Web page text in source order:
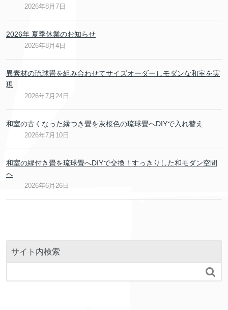
2026年8月7日
2026年 夏季休業のお知らせ
2026年8月4日
異素材の琉球畳を組み合わせてサイズオーダーしモダンな和室を実
現
2026年7月24日
和室の古くなった縁つき畳を灰桜色の琉球畳へDIYで入れ替え
2026年7月10日
和室の縁付き畳を琉球畳へDIYで交換！すっきりした和モダン空間
へ
2026年6月26日
サイト内検索
